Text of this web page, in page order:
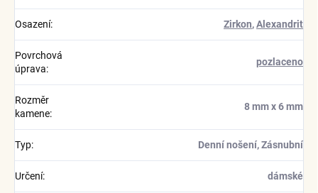
Osazení: Zirkon,Alexandrit
Povrchová
úprava:
pozlaceno
Rozměr
kamene:
8 mm x 6 mm
Typ: Denní nošení, Zásnubní
Určení: dámské